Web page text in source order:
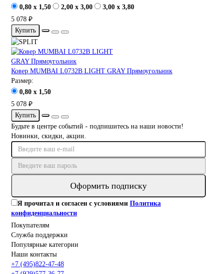
0,80 x 1,50
2,00 x 3,00
3,00 x 3,80
5 078 ₽
Купить
Ковер MUMBAI L0732B LIGHT GRAY Прямоугольник
Размер:
0,80 x 1,50
5 078 ₽
Купить
Будьте в центре событий - подпишитесь на наши новости!
Новинки, скидки, акции.
Оформить подписку
Я прочитал и согласен с условиями Политика
конфиденциальности
Покупателям
Служба поддержки
Популярные категории
Наши контакты
+7 (495)822-47-48